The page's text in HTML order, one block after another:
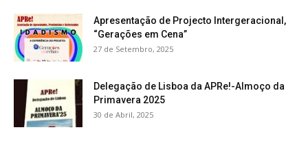
Apresentação de Projecto Intergeracional,
“Gerações em Cena”
27 de Setembro, 2025
Delegação de Lisboa da APRe!-Almoço da
Primavera 2025
30 de Abril, 2025